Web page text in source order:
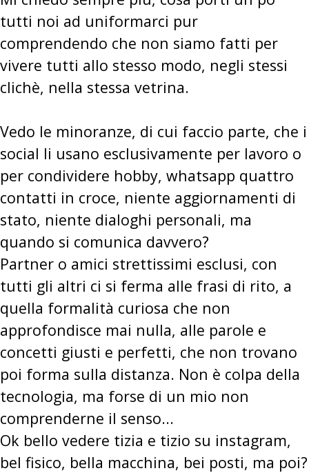
tutti noi ad uniformarci pur
comprendendo che non siamo fatti per
vivere tutti allo stesso modo, negli stessi
clichè, nella stessa vetrina.
Vedo le minoranze, di cui faccio parte, che i
social li usano esclusivamente per lavoro o
per condividere hobby, whatsapp quattro
contatti in croce, niente aggiornamenti di
stato, niente dialoghi personali, ma
quando si comunica davvero?
Partner o amici strettissimi esclusi, con
tutti gli altri ci si ferma alle frasi di rito, a
quella formalità curiosa che non
approfondisce mai nulla, alle parole e
concetti giusti e perfetti, che non trovano
poi forma sulla distanza. Non è colpa della
tecnologia, ma forse di un mio non
comprenderne il senso...
Ok bello vedere tizia e tizio su instagram,
bel fisico, bella macchina, bei posti, ma poi?